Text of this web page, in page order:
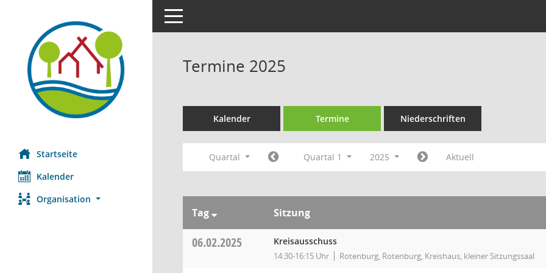
Startseite
Kalender
Organisation
Toggle navigation
Termine 2025
Kalender Termine Niederschriften
Quartal Quartal 1 2025 Aktuell
Tag Sitzung
06.02.2025 Kreisausschuss
14:30-16:15 Uhr Rotenburg, Rotenburg, Kreishaus, kleiner Sitzungssaal